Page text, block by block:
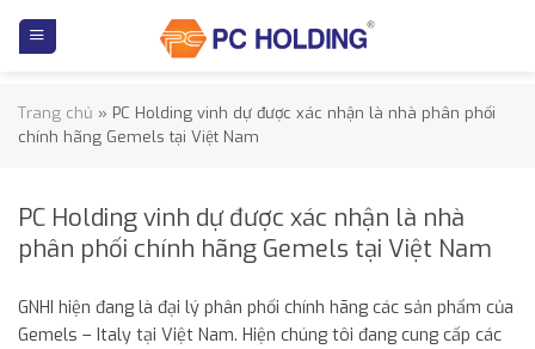
Trang chủ » PC Holding vinh dự được xác nhận là nhà phân phối
chính hãng Gemels tại Việt Nam
PC Holding vinh dự được xác nhận là nhà
phân phối chính hãng Gemels tại Việt Nam
GNHI hiện đang là đại lý phân phối chính hãng các sản phẩm của
Gemels – Italy tại Việt Nam. Hiện chúng tôi đang cung cấp các